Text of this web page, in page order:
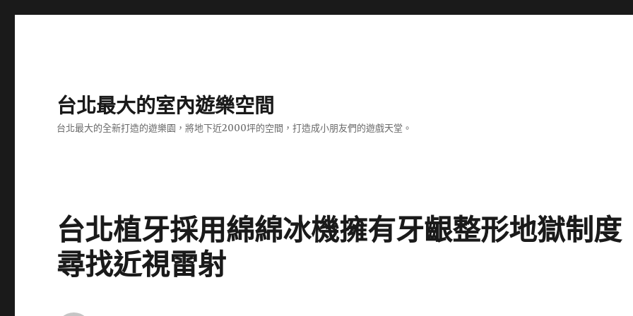
台北最大的室內遊樂空間
台北最大的全新打造的遊樂園，將地下近2000坪的空間，打造成小朋友們的遊戲天堂。
台北植牙採用綿綿冰機擁有牙齦整形地獄制度
尋找近視雷射